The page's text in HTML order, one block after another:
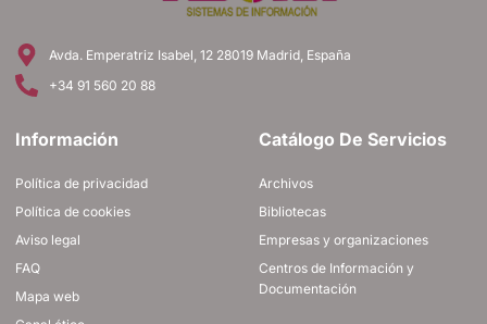
Avda. Emperatriz Isabel, 12 28019 Madrid, España
+34 91 560 20 88
Información
Política de privacidad
Política de cookies
Aviso legal
FAQ
Mapa web
Catálogo De Servicios
Archivos
Bibliotecas
Empresas y organizaciones
Centros de Información y
Documentación